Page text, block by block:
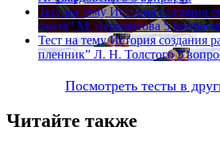
Тест на тему История создания
поэта” М. Лермонтова 5
Тест на тему История создания
пленник” Л. Н. Толстого 5
Посмотреть тесты в
Читайте также